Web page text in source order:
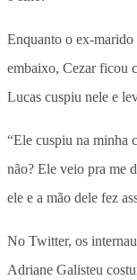
Enquanto o ex-
embaixo, Cezar ficou
Lucas cuspiu nele e
“Ele cuspiu na minha
não? Ele veio pra me
ele e a mão dele fez
No Twitter, os
Adriane Galisteu